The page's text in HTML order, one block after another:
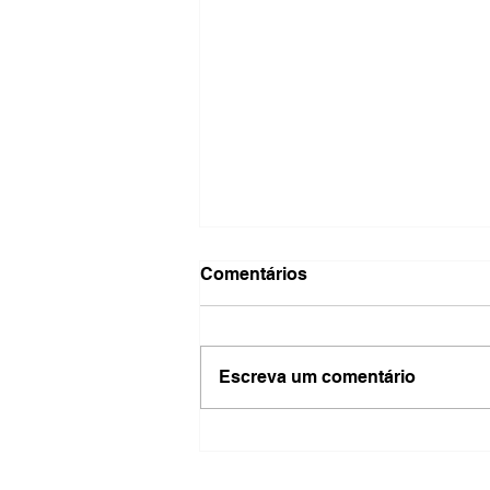
Comentários
Escreva um comentário